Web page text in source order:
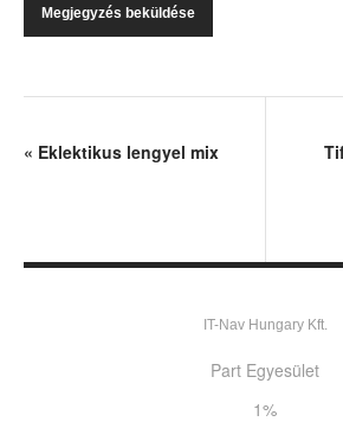
« Eklektikus lengyel mix
IT-Nav Hungary Kft.
Part Egyesület
1%